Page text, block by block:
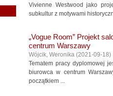
Vivienne Westwood jako
subkultur z motywami
„Vogue Room” Projekt
centrum Warszawy
Wójcik, Weronika (2021-09-18)
Tematem pracy dyplomowej
biurowca w centrum
początkiem ...